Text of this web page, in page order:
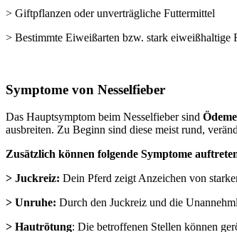
> Giftpflanzen oder unverträgliche Futtermittel
> Bestimmte Eiweißarten bzw. stark
Symptome von Nesselfieber
Das Hauptsymptom beim Nesselfieber sind Ödeme
ausbreiten. Zu Beginn sind diese meist rund,
Zusätzlich können folgende Symptome
> Juckreiz: Dein Pferd zeigt Anzeichen von
> Unruhe: Durch den Juckreiz und die
> Hautrötung: Die betroffenen Stellen können